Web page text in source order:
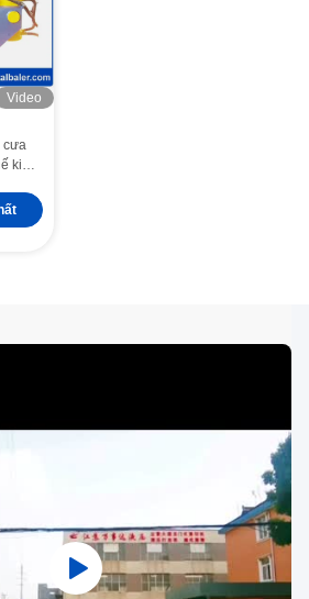
Video
cưa
kim